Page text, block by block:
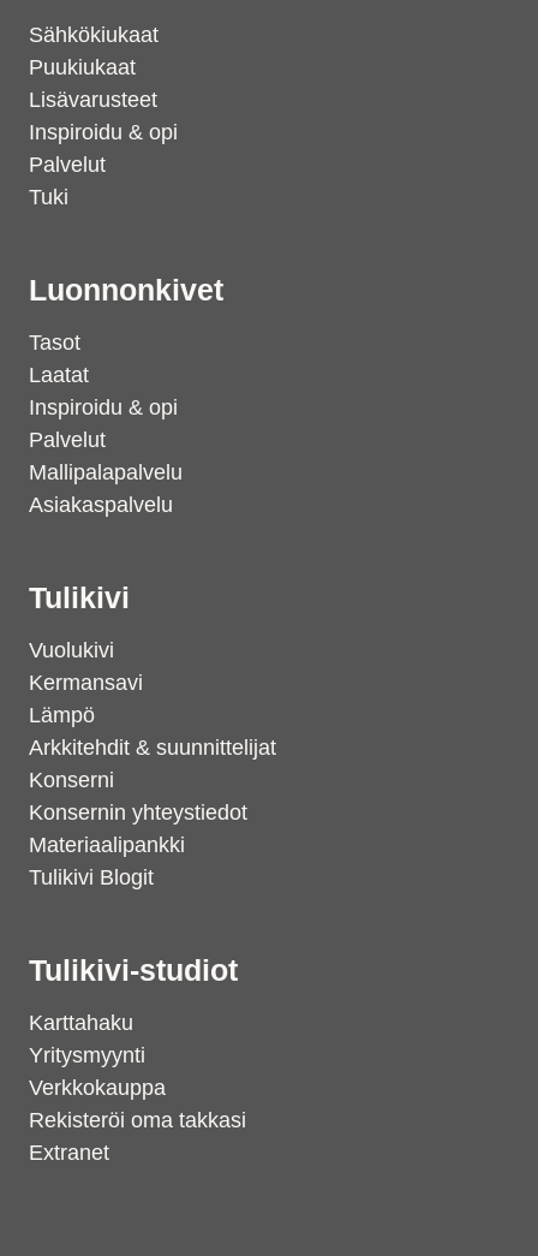
Sähkökiukaat
Puukiukaat
Lisävarusteet
Inspiroidu & opi
Palvelut
Tuki
Luonnonkivet
Tasot
Laatat
Inspiroidu & opi
Palvelut
Mallipalapalvelu
Asiakaspalvelu
Tulikivi
Vuolukivi
Kermansavi
Lämpö
Arkkitehdit & suunnittelijat
Konserni
Konsernin yhteystiedot
Materiaalipankki
Tulikivi Blogit
Tulikivi-studiot
Karttahaku
Yritysmyynti
Verkkokauppa
Rekisteröi oma takkasi
Extranet